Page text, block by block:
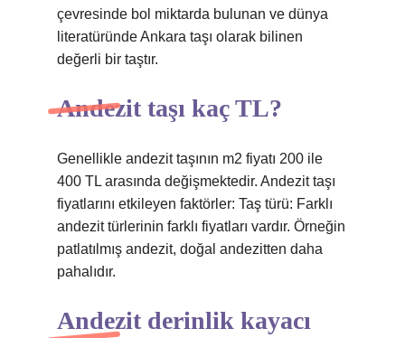
çevresinde bol miktarda bulunan ve dünya
literatüründe Ankara taşı olarak bilinen
değerli bir taştır.
Andezit taşı kaç TL?
Genellikle andezit taşının m2 fiyatı 200 ile
400 TL arasında değişmektedir. Andezit taşı
fiyatlarını etkileyen faktörler: Taş türü: Farklı
andezit türlerinin farklı fiyatları vardır. Örneğin
patlatılmış andezit, doğal andezitten daha
pahalıdır.
Andezit derinlik kayacı